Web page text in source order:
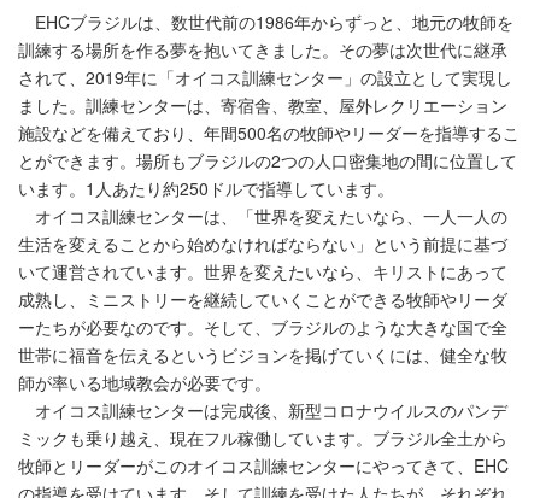
EHCブラジルは、数世代前の1986年からずっと、地元の牧師を
訓練する場所を作る夢を抱いてきました。その夢は次世代に継承
されて、2019年に「オイコス訓練センター」の設立として実現し
ました。訓練センターは、寄宿舎、教室、屋外レクリエーション
施設などを備えており、年間500名の牧師やリーダーを指導するこ
とができます。場所もブラジルの2つの人口密集地の間に位置して
います。1人あたり約250ドルで指導しています。
オイコス訓練センターは、「世界を変えたいなら、一人一人の
生活を変えることから始めなければならない」という前提に基づ
いて運営されています。世界を変えたいなら、キリストにあって
成熟し、ミニストリーを継続していくことができる牧師やリーダ
ーたちが必要なのです。そして、ブラジルのような大きな国で全
世帯に福音を伝えるというビジョンを掲げていくには、健全な牧
師が率いる地域教会が必要です。
オイコス訓練センターは完成後、新型コロナウイルスのパンデ
ミックも乗り越え、現在フル稼働しています。ブラジル全土から
牧師とリーダーがこのオイコス訓練センターにやってきて、EHC
の指導を受けています。そして訓練を受けた人たちが、それぞれ